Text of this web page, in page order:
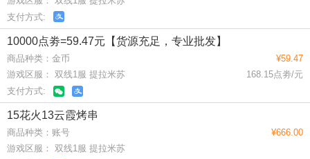
支付方式:
10000点劵=59.47元【货源充足，专业批发】
商品种类：金币
游戏区服： 双线1服 提拉米苏
支付方式:
¥59.47
168.15点劵/元
15花火13云霞烤串
商品种类：账号
游戏区服： 双线1服 提拉米苏
¥666.00